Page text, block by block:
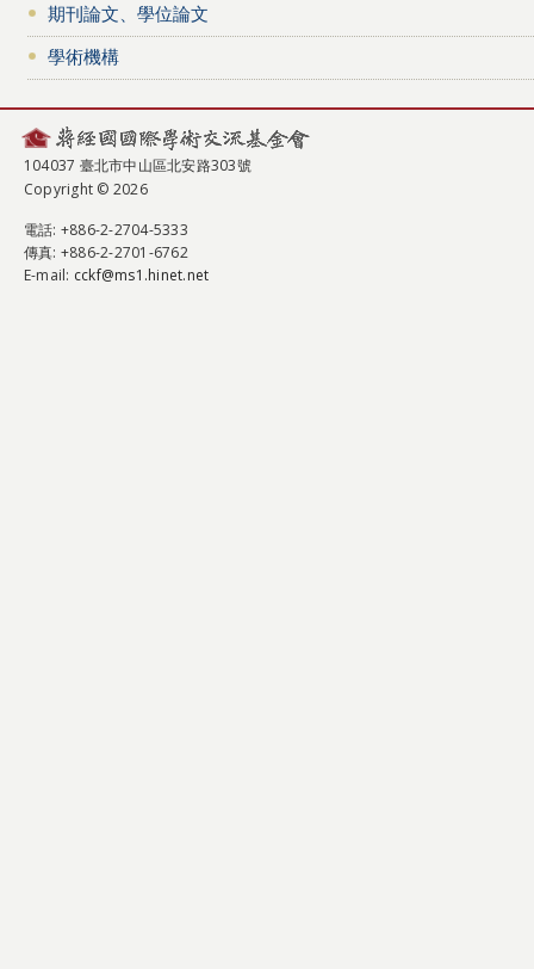
期刊論文、學位論文
學術機構
104037 臺北市中山區北安路303號
Copyright © 2026
電話: +886-2-2704-5333
傳真: +886-2-2701-6762
E-mail: cckf@ms1.hinet.net